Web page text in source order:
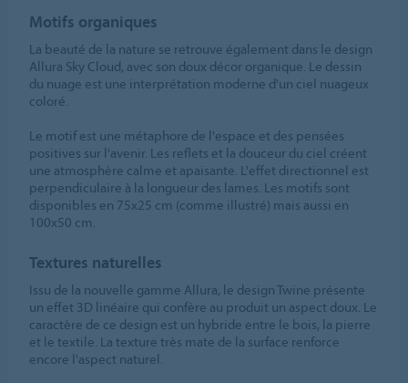
Motifs organiques
La beauté de la nature se retrouve également dans le design
Allura Sky Cloud, avec son doux décor organique. Le dessin
du nuage est une interprétation moderne d'un ciel nuageux
coloré.
Le motif est une métaphore de l'espace et des pensées
positives sur l'avenir. Les reflets et la douceur du ciel créent
une atmosphère calme et apaisante. L'effet directionnel est
perpendiculaire à la longueur des lames. Les motifs sont
disponibles en 75x25 cm (comme illustré) mais aussi en
100x50 cm.
Textures naturelles
Issu de la nouvelle gamme Allura, le design Twine présente
un effet 3D linéaire qui confère au produit un aspect doux. Le
caractère de ce design est un hybride entre le bois, la pierre
et le textile. La texture très mate de la surface renforce
encore l'aspect naturel.